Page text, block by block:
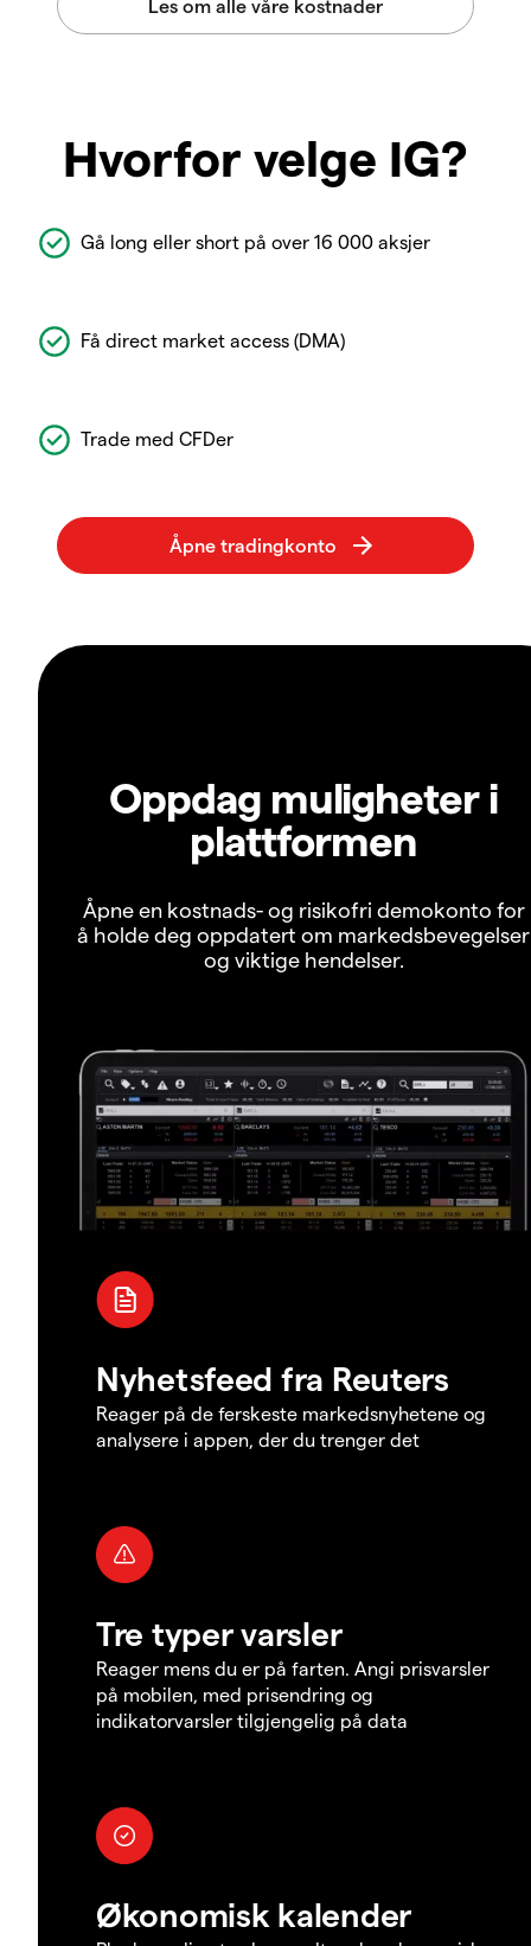
Hvorfor velge IG?
Gå long eller short på over 16 000 aksjer
Få direct market access (DMA)
Trade med CFDer
Oppdag muligheter i
plattformen
Åpne en kostnads- og risikofri demokonto for
å holde deg oppdatert om markedsbevegelser
og viktige hendelser.
Nyhetsfeed fra Reuters
Reager på de ferskeste markedsnyhetene og
analysere i appen, der du trenger det
Tre typer varsler
Reager mens du er på farten. Angi prisvarsler
på mobilen, med prisendring og
indikatorvarsler tilgjengelig på data
Økonomisk kalender